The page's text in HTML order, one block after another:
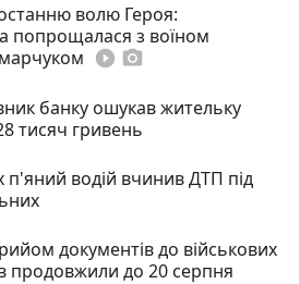
волю Героя:
попрощалася з воїном
play_circle_filled photo_camera
банку ошукав жительку
тисяч гривень
п'яний водій вчинив ДТП під
документів до військових
продовжили до 20 серпня